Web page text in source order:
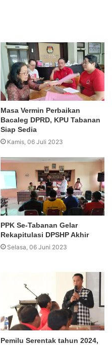
Masa Vermin Perbaikan
Bacaleg DPRD, KPU Tabanan
Siap Sedia
Kamis, 06 Juli 2023
PPK Se-Tabanan Gelar
Rekapitulasi DPSHP Akhir
Selasa, 06 Juni 2023
Pemilu Serentak tahun 2024,